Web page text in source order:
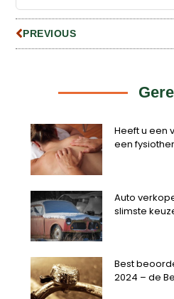
PREVIOUS
Heeft u een
een
Auto
slimste
Best
2024 – de